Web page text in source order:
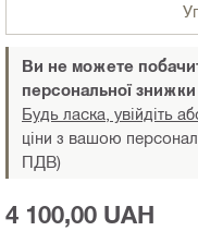
Ви не можете
персональної знижки
Будь ласка, увійдіть
ціни з вашою
ПДВ)
4 100,00 UAH